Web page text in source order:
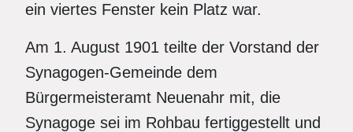
ein viertes Fenster kein Platz war.
Am 1. August 1901 teilte der Vorstand der
Synagogen-Gemeinde dem
Bürgermeisteramt Neuenahr mit, die
Synagoge sei im Rohbau fertiggestellt und